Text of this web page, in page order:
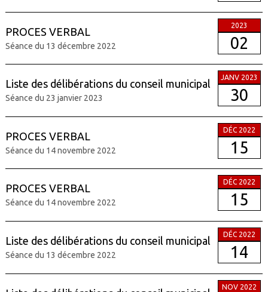
PROCES VERBAL
Séance du 13 décembre 2022
2023
02
Liste des délibérations du conseil municipal
Séance du 23 janvier 2023
JANV 2023
30
PROCES VERBAL
Séance du 14 novembre 2022
DÉC 2022
15
PROCES VERBAL
Séance du 14 novembre 2022
DÉC 2022
15
Liste des délibérations du conseil municipal
Séance du 13 décembre 2022
DÉC 2022
14
NOV 2022